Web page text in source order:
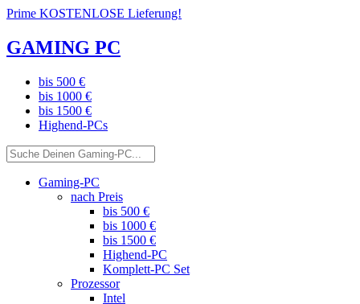
Prime KOSTENLOSE Lieferung!
GAMING PC
bis 500 €
bis 1000 €
bis 1500 €
Highend-PCs
Gaming-PC
nach Preis
bis 500 €
bis 1000 €
bis 1500 €
Highend-PC
Komplett-PC Set
Prozessor
Intel